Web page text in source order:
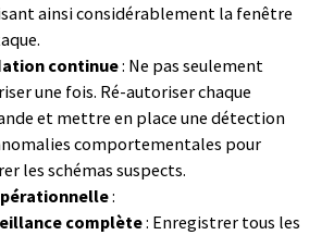
ainsi considérablement la fenêtre
continue: Ne pas seulement
une fois. Ré-autoriser chaque
et mettre en place une détection
comportementales pour
les schémas suspects.
:
complète: Enregistrer tous les